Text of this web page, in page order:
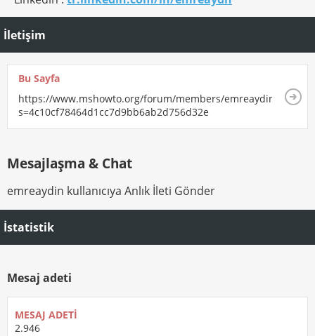
İletişim
Bu Sayfa
https://www.mshowto.org/forum/members/emreaydin.html?
s=4c10cf78464d1cc7d9bb6ab2d756d32e
Mesajlaşma & Chat
emreaydin kullanıcıya Anlık İleti Gönder
İstatistik
Mesaj adeti
MESAJ ADETI
2.946